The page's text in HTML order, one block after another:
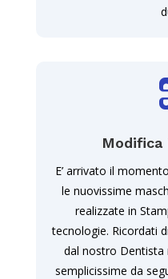
Modifica
E’ arrivato il
le nuovissime
realizzate in
tecnologie. Ricordati
dal nostro
semplicissime da